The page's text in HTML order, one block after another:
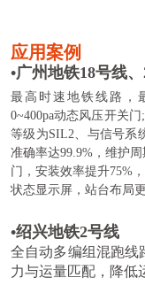
应用案例
•广州地铁18号线
最高时速地铁线路，
0~400pa动态风压开关
等级为SIL2、与信号系
准确率达99.9%，维护
门，安装效率提升75%
状态显示屏，站台布局
•绍兴地铁2号线
全自动多编组混跑线
力与运量匹配，降低